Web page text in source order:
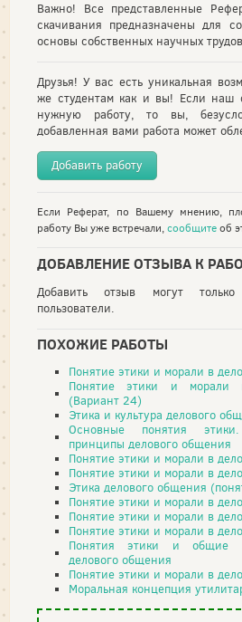
Важно! Все представленные
скачивания предназначены для
основы собственных научных
Друзья! У вас есть уникальная
же студентам как и вы! Если наш
нужную работу, то вы,
добавленная вами работа может
Добавить работу
Если Реферат, по Вашему мнению,
работу Вы уже встречали,сообщитеоб
ДОБАВЛЕНИЕ ОТЗЫВА К
Добавить отзыв могут только
пользователи.
ПОХОЖИЕ РАБОТЫ
Понятие этики и морали в
Понятие этики и морали
(Вариант 24)
Этика и культура делового
Основные понятия
принципы делового общения
Понятие этики и морали в
Понятие этики и морали в
Этика делового общения
Понятие этики и морали в
Понятие этики и морали в
Понятие этики и морали в
Понятия этики и общие
делового общения
Понятие этики и морали в
Моральная концепция